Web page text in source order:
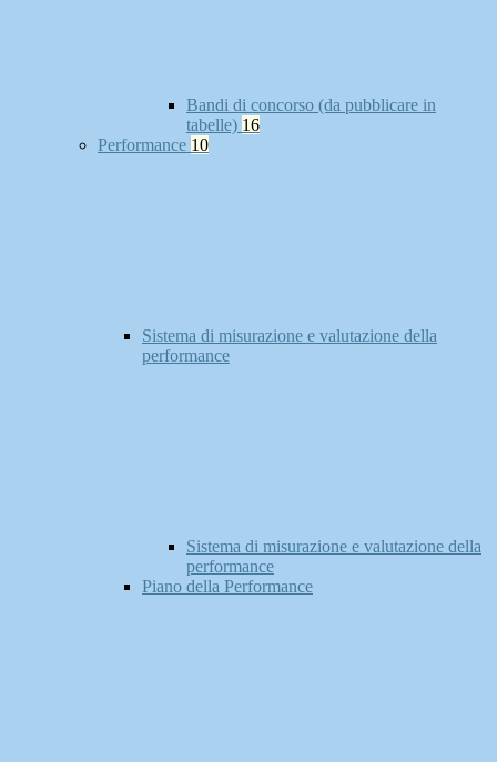
Bandi di concorso (da pubblicare in
tabelle) 16
Performance 10
Sistema di misurazione e valutazione della
performance
Sistema di misurazione e valutazione della
performance
Piano della Performance